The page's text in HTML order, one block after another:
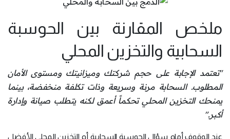
ملخص المقارنة بين الحوسبة
السحابية والتخزين المحلي
"تعتمد الإجابة على حجم شركتك وميزانيتك ومستوى الأمان
المطلوب.السحابة مرنة وسريعة وذات تكلفة منخفضة، بينما
يمنحك التخزين المحلي تحكماً أعمق لكنه يتطلب صيانة وإدارة
أكبر."
عند الوقوف أمام سؤال الحوسبة السحابية أم التخزين المحلي الأفضل